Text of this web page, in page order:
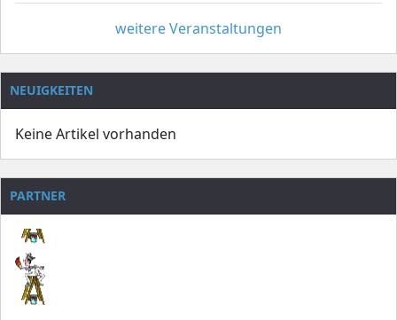
weitere Veranstaltungen
NEUIGKEITEN
Keine Artikel vorhanden
PARTNER